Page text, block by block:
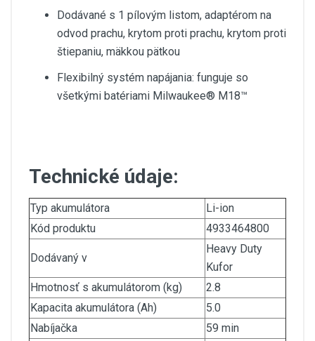
Dodávané s 1 pílovým listom, adaptérom na
odvod prachu, krytom proti prachu, krytom proti
štiepaniu, mäkkou pätkou
Flexibilný systém napájania: funguje so
všetkými batériami Milwaukee® M18™
Technické údaje:
Typ akumulátora
Li-ion
Kód produktu
4933464800
Dodávaný v
Heavy Duty
Kufor
Hmotnosť s akumulátorom (kg)
2.8
Kapacita akumulátora (Ah)
5.0
Nabíjačka
59 min